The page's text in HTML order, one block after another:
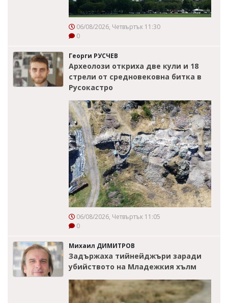
06/08/2026, Четвъртък 11:30
0
Георги РУСЧЕВ
Археолози откриха две кули и 18
стрели от средновековна битка в
Русокастро
06/08/2026, Четвъртък 11:05
0
Михаил ДИМИТРОВ
Задържаха тийнейджъри заради
убийството на Младежкия хълм